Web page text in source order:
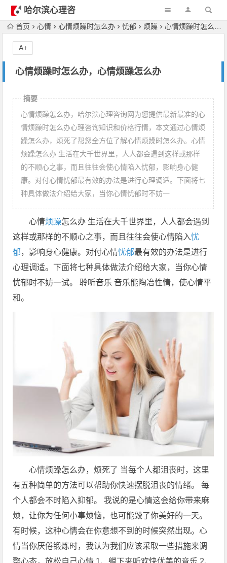
哈尔滨心理咨
询首页 心情 心情烦躁时怎么办 忧郁 烦躁 心情烦躁时怎么办，心情烦躁怎么办
心情烦躁时怎么办，心情烦躁怎么办
A+
摘要
心情烦躁怎么办，哈尔滨心理咨询网为您提供最新最准的心
情烦躁时怎么办心理咨询知识和价格行情，本文通过心情烦
躁怎么办，烦死了帮您全方位了解心情烦躁时怎么办。心情
烦躁怎么办 生活在大千世界里，人人都会遇到这样或那样
的不顺心之事，而且往往会使心情陷入忧郁，影响身心健
康。对付心情忧郁最有效的办法是进行心理调适。下面将七
种具体做法介绍给大家，当你心情忧郁时不妨一
心情烦躁怎么办 生活在大千世界里，人人都会遇到
这样或那样的不顺心之事，而且往往会使心情陷入忧
郁，影响身心健康。对付心情忧郁最有效的办法是进行
心理调适。下面将七种具体做法介绍给大家，当你心情
忧郁时不妨一试。 聆听音乐 音乐能陶冶性情，使心情平
和。
心情烦躁怎么办，烦死了 当每个人都沮丧时，这里
有五种简单的方法可以帮助你快速摆脱沮丧的情绪。 每
个人都会不时陷入抑郁。 我说的是心情这会给你带来麻
烦，让你为任何小事烦恼，也可能毁了你美好的一天。
有时候，这种心情会在你意想不到的时候突然出现。心
情当你厌倦锻炼时，我认为我们应该采取一些措施来调
整心态，放松自己心情 1、躺下来听欢快优美的音乐 2、